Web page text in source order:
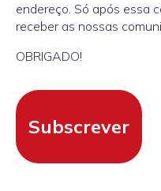
endereço. Só após essa
receber as nossas
OBRIGADO!
Subscrever